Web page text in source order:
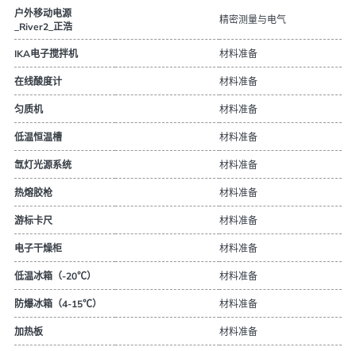
户外移动电源
_River2_正浩
精密测量与电气
IKA电子搅拌机 材料准备
在线酸度计 材料准备
匀质机 材料准备
低温恒温槽 材料准备
氙灯光源系统 材料准备
热熔胶枪 材料准备
游标卡尺 材料准备
电子干燥柜 材料准备
低温冰箱（-20℃） 材料准备
防爆冰箱（4-15℃） 材料准备
加热板 材料准备